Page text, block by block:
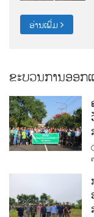
ອ່ານເພີ່ມ
ຂະບວນການອອກ